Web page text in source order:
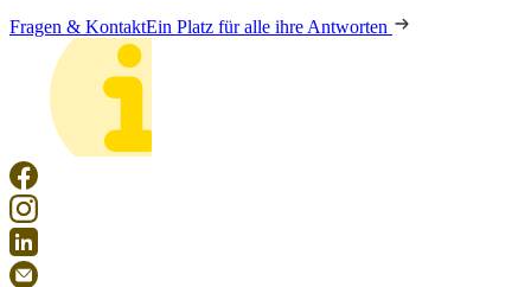
Fragen & KontaktEin Platz für alle ihre Antworten